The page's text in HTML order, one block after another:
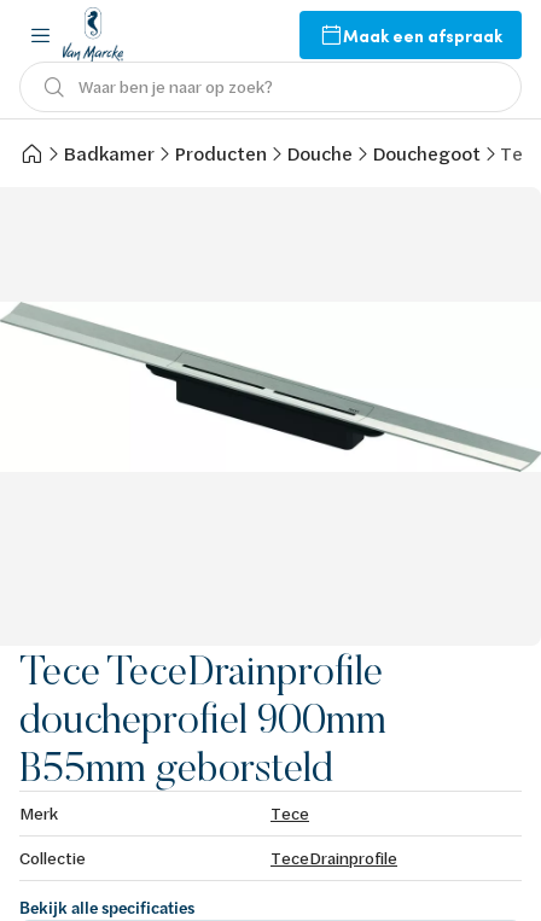
Maak een afspraak
Waar ben je naar op zoek?
Badkamer Producten Douche Douchegoot
Tece TeceDrainprofile
doucheprofiel 900mm
B55mm geborsteld
Merk
Tece
Collectie
TeceDrainprofile
Bekijk alle specificaties